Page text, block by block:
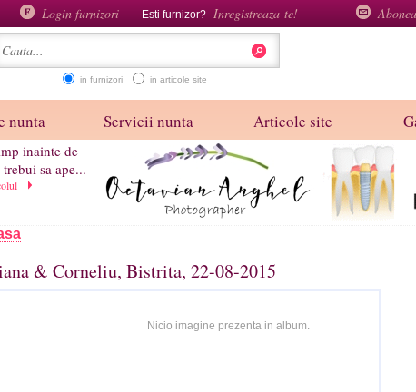
Login furnizori Esti furnizor? Inregistreaza-te!
in furnizori in articole site
nunta Servicii nunta Articole site
inainte de
sa ape...
& Corneliu, Bistrita, 22-08-2015
Nicio imagine prezenta in album.